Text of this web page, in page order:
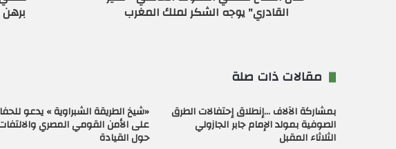
القادري" يوجه الشكر لملك المغرب
مقالات ذات صلة
بمشاركة الآلاف …إنطلاق إحتفالات الطرق
الصوفية بمولد الإمام جابر الجازولي
الثلاثاء المقبل
«شيخ الطريقة الشبراوية » يدعو
على الأمن القومي المصري
حول القيادة